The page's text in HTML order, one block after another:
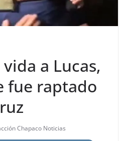
a Lucas,
fue raptado
Chapaco Noticias